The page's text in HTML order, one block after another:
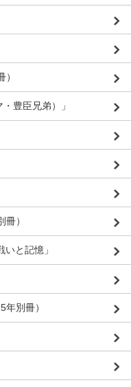
豊臣兄弟）」
）
と記憶」
別冊）